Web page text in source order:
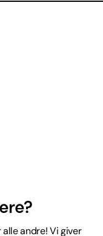
andre! Vi giver